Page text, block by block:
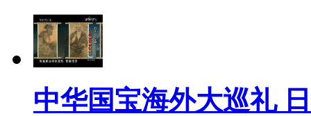
中华国宝海外大巡礼